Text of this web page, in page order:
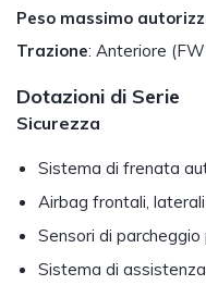
Peso massimo
Trazione: Anteriore
Dotazioni di Serie
Sicurezza
Sistema di frenata
Airbag frontali,
Sensori di
Sistema di